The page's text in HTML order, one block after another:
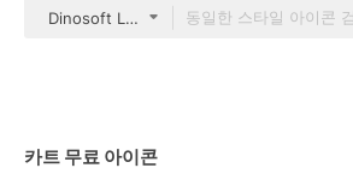
Dinosoft Lineal
카트 무료 아이콘